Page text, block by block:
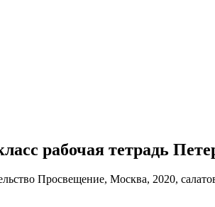
рабочая тетрадь